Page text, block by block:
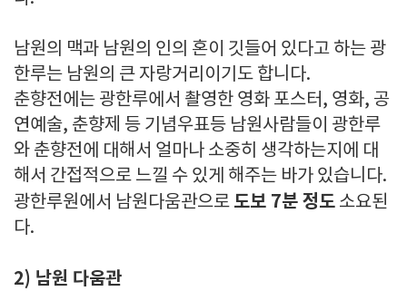
남원의 맥과 남원의 인의 혼이 깃들어 있다고 하는 광
한루는 남원의 큰 자랑거리이기도 합니다.
춘향전에는 광한루에서 촬영한 영화 포스터, 영화, 공
연예술, 춘향제 등 기념우표등 남원사람들이 광한루
와 춘향전에 대해서 얼마나 소중히 생각하는지에 대
해서 간접적으로 느낄 수 있게 해주는 바가 있습니다.
광한루원에서 남원다움관으로 도보 7분 정도 소요된
다.
2) 남원 다움관